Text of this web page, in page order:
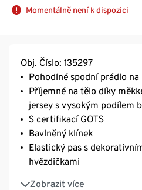
Momentálně není k dispozici
Obj. Číslo: 135297
Pohodlné spodní prádlo na
Příjemné na tělo díky
jersey s vysokým podílem
S certifikací GOTS
Bavlněný klínek
Elastický pas s
hvězdičkami
Zobrazit více
S elastanem: dobře drží